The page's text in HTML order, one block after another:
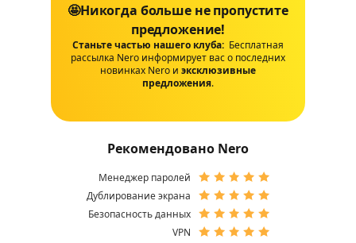
🤩Никогда больше не пропустите
предложение!
Станьте частью нашего клуба: Бесплатная
рассылка Nero информирует вас о последних
новинках Nero и эксклюзивные
предложения.
Рекомендовано Nero
Менеджер паролей
Дублирование экрана
Безопасность данных
VPN